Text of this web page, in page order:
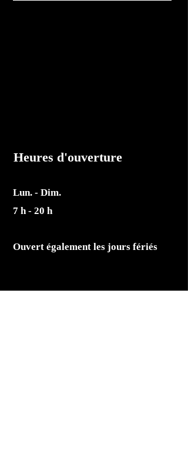
Heures d'ouverture
Lun. - Dim.
7 h - 20 h
Ouvert également les jours fériés